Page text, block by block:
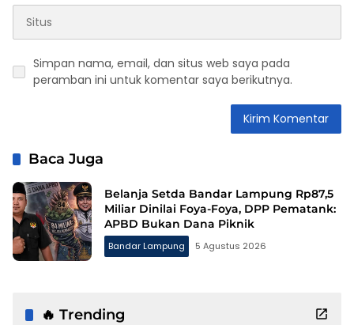
Simpan nama, email, dan situs web saya pada
peramban ini untuk komentar saya berikutnya.
Baca Juga
Belanja Setda Bandar Lampung Rp87,5
Miliar Dinilai Foya-Foya, DPP Pematank:
APBD Bukan Dana Piknik
Bandar Lampung 5 Agustus 2026
🔥 Trending